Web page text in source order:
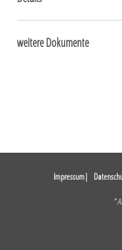
weitere Dokumente
Impressum
*